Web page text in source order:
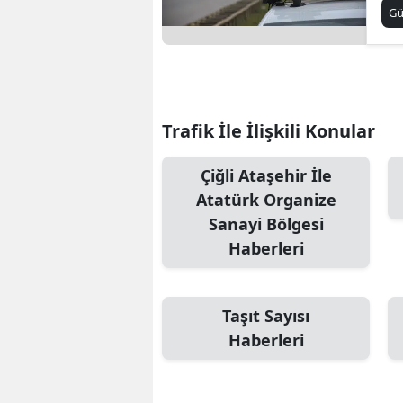
Trafik İle İlişkili Konular
Çiğli Ataşehir İle
Atatürk Organize
Sanayi Bölgesi
Haberleri
Taşıt Sayısı
Haberleri